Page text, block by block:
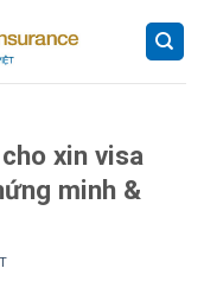
xin visa
minh &